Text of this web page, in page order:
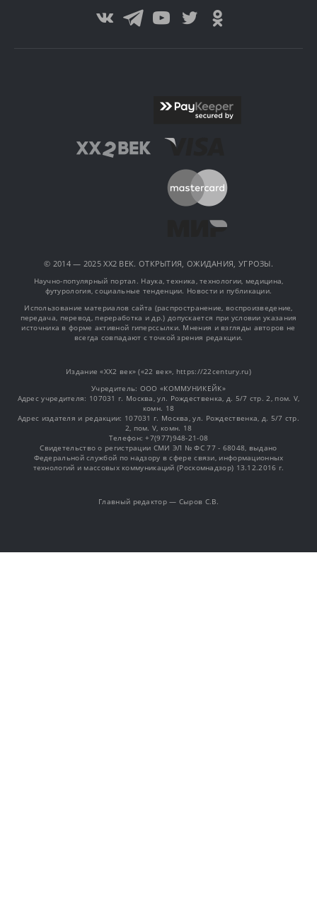
© 2014 — 2025 XX2 ВЕК. ОТКРЫТИЯ, ОЖИДАНИЯ, УГРОЗЫ.
Научно-популярный портал. Наука, техника, технологии, медицина,
футурология, социальные тенденции. Новости и публикации.
Использование материалов сайта (распространение, воспроизведение,
передача, перевод, переработка и др.) допускается при условии указания
источника в форме активной гиперссылки. Мнения и взгляды авторов не
всегда совпадают с точкой зрения редакции.
Издание «XX2 век» («22 век», https://22century.ru)
Учредитель: OOO «КОММУНИКЕЙК»
Адрес учредителя: 107031 г. Москва, ул. Рождественка, д. 5/7 стр. 2, пом. V,
комн. 18
Адрес издателя и редакции: 107031 г. Москва, ул. Рождественка, д. 5/7 стр.
2, пом. V, комн. 18
Телефон: +7(977)948-21-08
Свидетельство о регистрации СМИ ЭЛ № ФС 77 - 68048, выдано
Федеральной службой по надзору в сфере связи, информационных
технологий и массовых коммуникаций (Роскомнадзор) 13.12.2016 г.
Главный редактор — Сыров С.В.